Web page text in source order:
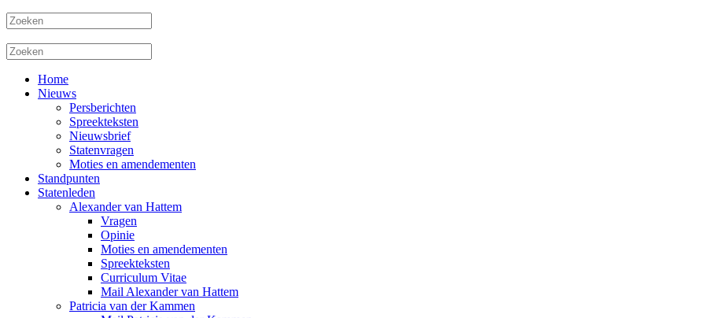
Home
Nieuws
Persberichten
Spreekteksten
Nieuwsbrief
Statenvragen
Moties en amendementen
Standpunten
Statenleden
Alexander van Hattem
Vragen
Opinie
Moties en amendementen
Spreekteksten
Curriculum Vitae
Mail Alexander van Hattem
Patricia van der Kammen